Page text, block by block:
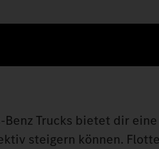
Trucks bietet dir
steigern können.